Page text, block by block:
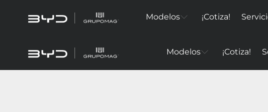
Modelos ¡Cotiza!
Modelos ¡Cotiza!